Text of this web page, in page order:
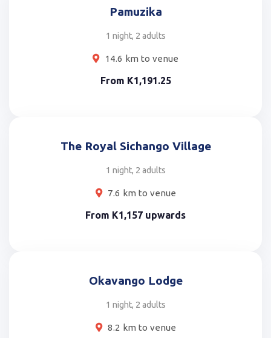
Pamuzika
1 night, 2 adults
14.6 km to venue
From K1,191.25
The Royal Sichango Village
1 night, 2 adults
7.6 km to venue
From K1,157 upwards
Okavango Lodge
1 night, 2 adults
8.2 km to venue